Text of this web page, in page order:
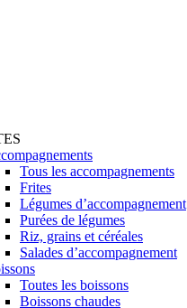
Tous les accompagnements
Frites
Légumes d’accompagnement
Purées de légumes
Riz, grains et céréales
Salades d’accompagnement
Toutes les boissons
Boissons chaudes